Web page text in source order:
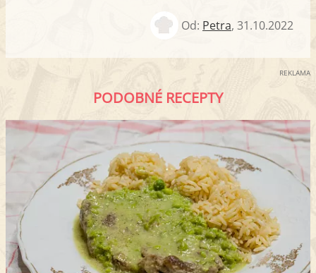
Od: Petra, 31.10.2022
REKLAMA
PODOBNÉ RECEPTY